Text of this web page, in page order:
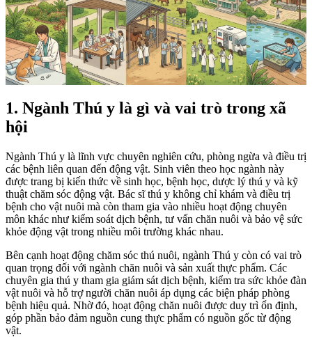
1. Ngành Thú y là gì và vai trò trong xã
hội
Ngành Thú y là lĩnh vực chuyên nghiên cứu, phòng ngừa và điều trị
các bệnh liên quan đến động vật. Sinh viên theo học ngành này
được trang bị kiến thức về sinh học, bệnh học, dược lý thú y và kỹ
thuật chăm sóc động vật. Bác sĩ thú y không chỉ khám và điều trị
bệnh cho vật nuôi mà còn tham gia vào nhiều hoạt động chuyên
môn khác như kiểm soát dịch bệnh, tư vấn chăn nuôi và bảo vệ sức
khỏe động vật trong nhiều môi trường khác nhau.
Bên cạnh hoạt động chăm sóc thú nuôi, ngành Thú y còn có vai trò
quan trọng đối với ngành chăn nuôi và sản xuất thực phẩm. Các
chuyên gia thú y tham gia giám sát dịch bệnh, kiểm tra sức khỏe đàn
vật nuôi và hỗ trợ người chăn nuôi áp dụng các biện pháp phòng
bệnh hiệu quả. Nhờ đó, hoạt động chăn nuôi được duy trì ổn định,
góp phần bảo đảm nguồn cung thực phẩm có nguồn gốc từ động
vật.